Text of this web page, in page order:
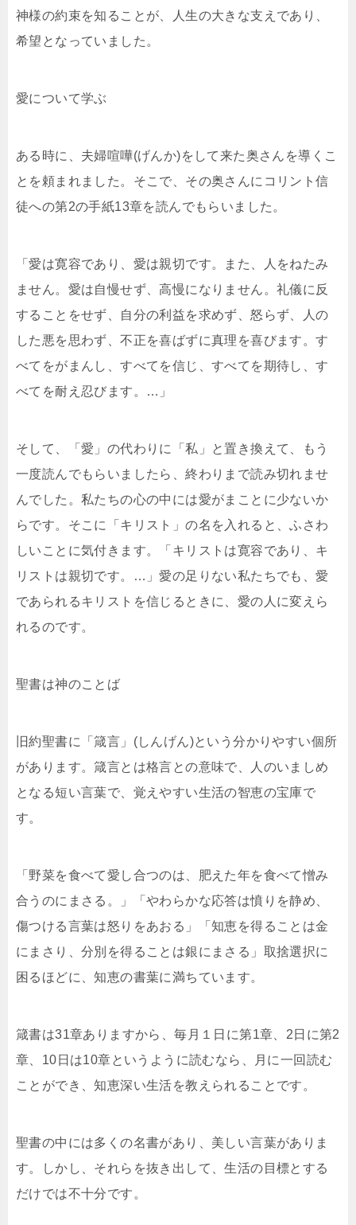
神様の約束を知ることが、人生の大きな支えであり、
希望となっていました。
愛について学ぶ
ある時に、夫婦喧嘩(げんか)をして来た奥さんを導くこ
とを頼まれました。そこで、その奥さんにコリント信
徒への第2の手紙13章を読んでもらいました。
「愛は寛容であり、愛は親切です。また、人をねたみ
ません。愛は自慢せず、高慢になりません。礼儀に反
することをせず、自分の利益を求めず、怒らず、人の
した悪を思わず、不正を喜ばずに真理を喜びます。す
べてをがまんし、すべてを信じ、すべてを期待し、す
べてを耐え忍びます。…」
そして、「愛」の代わりに「私」と置き換えて、もう
一度読んでもらいましたら、終わりまで読み切れませ
んでした。私たちの心の中には愛がまことに少ないか
らです。そこに「キリスト」の名を入れると、ふさわ
しいことに気付きます。「キリストは寛容であり、キ
リストは親切です。…」愛の足りない私たちでも、愛
であられるキリストを信じるときに、愛の人に変えら
れるのです。
聖書は神のことば
旧約聖書に「箴言」(しんげん)という分かりやすい個所
があります。箴言とは格言との意味で、人のいましめ
となる短い言葉で、覚えやすい生活の智恵の宝庫で
す。
「野菜を食べて愛し合つのは、肥えた年を食べて憎み
合うのにまさる。」「やわらかな応答は憤りを静め、
傷つける言葉は怒りをあおる」「知恵を得ることは金
にまさり、分別を得ることは銀にまさる」取捨選択に
困るほどに、知恵の書葉に満ちています。
箴書は31章ありますから、毎月１日に第1章、2日に第2
章、10日は10章というように読むなら、月に一回読む
ことができ、知恵深い生活を教えられることです。
聖書の中には多くの名書があり、美しい言葉がありま
す。しかし、それらを抜き出して、生活の目標とする
だけでは不十分です。